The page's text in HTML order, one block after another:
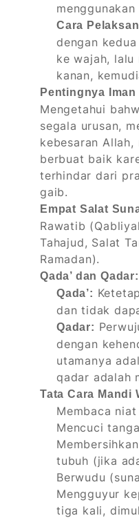
menggunakan
Cara
dengan
ke wajah, lalu
kanan,
Pentingnya
Mengetahui
segala urusan,
kebesaran
berbuat baik
terhindar dari
gaib.
Empat Salat
Rawatib
Tahajud, Salat
Ramadan).
Qada’ dan Qadar:
Qada’:
dan tidak
Qadar:
dengan
utamanya
qadar adalah
Tata Cara Mandi
Membaca
Mencuci
tubuh (jika
Berwudu
Mengguyur
tiga kali,